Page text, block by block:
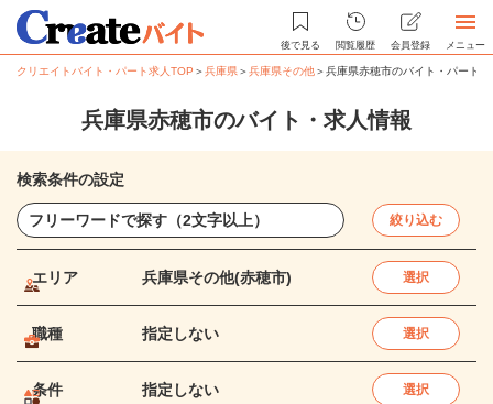
後で見る 閲覧履歴 会員登録 メニュー
クリエイトバイト・パート求人TOP ＞兵庫県＞兵庫県その他＞兵庫県赤穂市のバイト・パート求
兵庫県赤穂市のバイト・求人情報
検索条件の設定
絞り込む
エリア 兵庫県その他(赤穂市) 選択
職種 指定しない 選択
条件 指定しない 選択